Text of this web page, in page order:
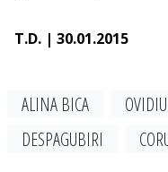
T.D. | 30.01.2015
ALINA BICA
DESPAGUBIRI